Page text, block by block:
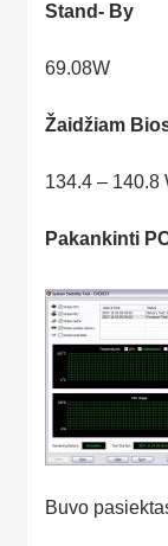
Stand- By
69.08W
Žaidžiam
134.4 – 140.8
Pakankinti
Buvo